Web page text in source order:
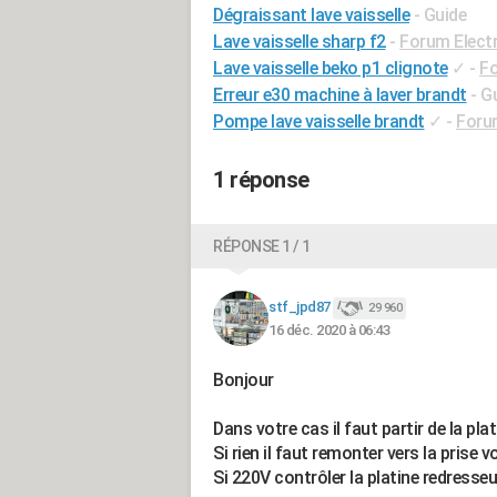
Dégraissant lave vaisselle - Guide
Lave vaisselle sharp f2 - Forum
Lave vaisselle beko p1 clignote ✓ -
Erreur e30 machine à laver brandt -
Pompe lave vaisselle brandt ✓ -
1 réponse
RÉPONSE 1 / 1
stf_jpd87 29 960
16 déc. 2020 à 06:43
Bonjour
Dans votre cas il faut partir de la
Si rien il faut remonter vers la prise
Si 220V contrôler la platine